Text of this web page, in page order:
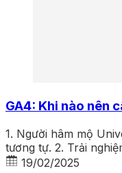
GA4: Khi nào nên
1. Người hâm mộ
tương tự. 2. Trải
19/02/2025